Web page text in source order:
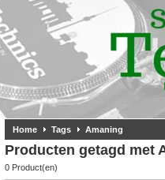
Home Tags Amaning
Producten getagd met
0 Product(en)